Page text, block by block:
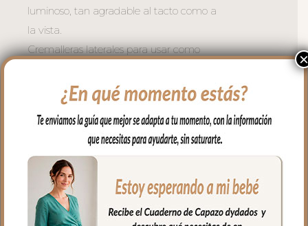
luminoso, tan agradable al tacto como a
la vista.
Cremalleras laterales para usar como
entera para usar la funda como
colchoneta de capazo.
La versión desenfundable lleva la
funcionalidad un paso más allá: la tapa
del saco se transforma en una mantita
independiente para usar cuando quieras.
**Tres tamaños para cada capazo:
– Universal — se adapta a la mayoría de
×